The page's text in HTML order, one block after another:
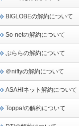
BIGLOBEの解約について
So-netの解約について
ぷららの解約について
＠niftyの解約について
ASAHIネット解約について
Toppa!の解約について